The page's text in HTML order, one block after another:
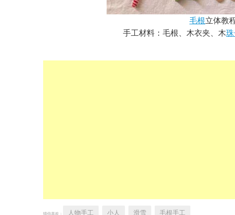
毛根立体教
手工材料：毛根、木衣夹、木
猜你喜欢： 人物手工 小人 滑雪 毛根手工